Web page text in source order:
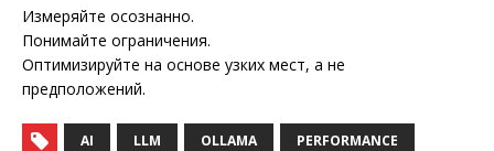
Измеряйте осознанно.
Понимайте ограничения.
Оптимизируйте на основе узких мест, а не
предположений.
AI LLM OLLAMA PERFORMANCE